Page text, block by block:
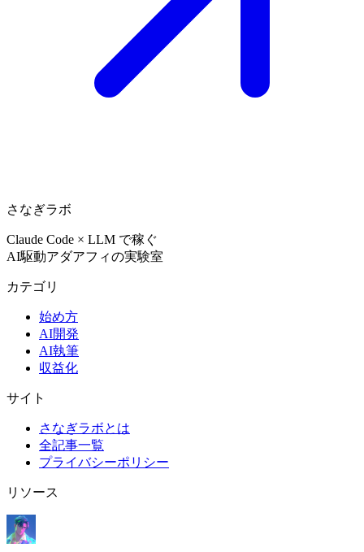
さなぎラボ
Claude Code × LLM で稼ぐ
AI駆動アダアフィの実験室
カテゴリ
始め方
AI開発
AI執筆
収益化
サイト
さなぎラボとは
全記事一覧
プライバシーポリシー
リソース